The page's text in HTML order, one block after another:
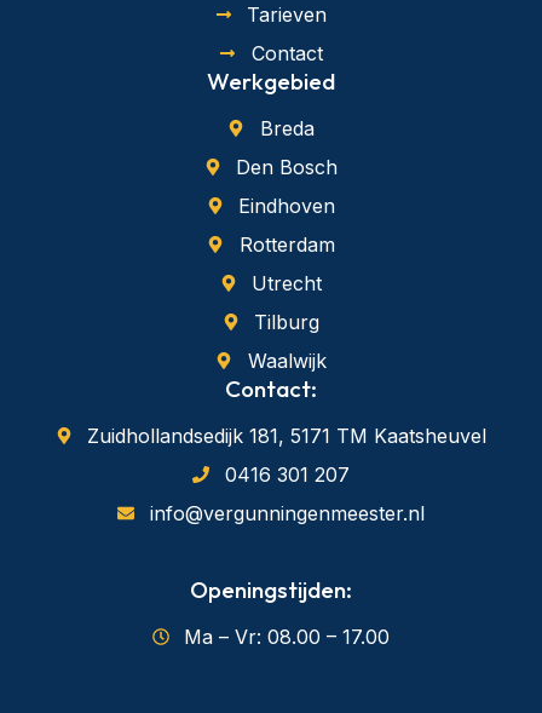
Tarieven
Contact
Werkgebied
Breda
Den Bosch
Eindhoven
Rotterdam
Utrecht
Tilburg
Waalwijk
Contact:
Zuidhollandsedijk 181, 5171 TM Kaatsheuvel
0416 301 207
info@vergunningenmeester.nl
Openingstijden:
Ma – Vr: 08.00 – 17.00